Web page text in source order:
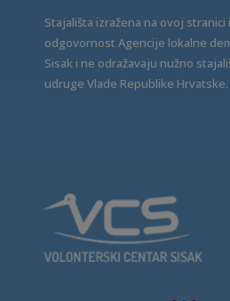
Stajališta izražena na ovoj stranici
odgovornost Agencije lokalne
Sisak i ne odražavaju nužno
udruge Vlade Republike Hrvatske.